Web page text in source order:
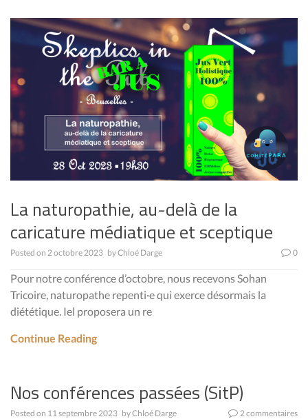
La naturopathie, au-delà de la
caricature médiatique et sceptique
Posted on 2 octobre 2023 byChloé Darge 0
Pour notre conférence d’octobre, nous recevons Sohan
Tricoire, naturopathe repenti·e qui exerce désormais la
diététique. Iel proposera un re
Continue Reading
Nos conférences passées (SitP)
Posted on 11 septembre 2023 byChloé Darge 2 commentaires